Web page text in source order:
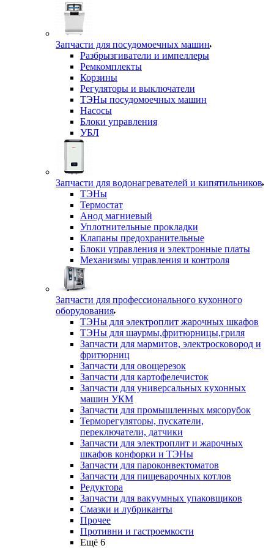
Запчасти для посудомоечных машин
Разбрызгиватели и импеллеры
Ремкомплекты
Корзины
Регуляторы и выключатели
ТЭНы посудомоечных машин
Насосы
Блоки управления
УБЛ
Запчасти для водонагревателей и кипятильников
ТЭНы
Термостат
Анод магниевый
Уплотнительные прокладки
Клапаны предохранительные
Блоки управления и электронные платы
Механизмы управления и контроля
Запчасти для профессионального кухонного
оборудования
ТЭНы для электроплит жарочных шкафов
ТЭНы для шаурмы,фритюрницы,гриля
Запчасти для мармитов, электросковород и
фритюрниц
Запчасти для овощерезок
Запчасти для картофелечисток
Запчасти для универсальных кухонных
машин УКМ
Запчасти для промышленных мясорубок
Терморегуляторы, пускатели,
переключатели, датчики
Запчасти для электроплит и жарочных
шкафов конфорки и ТЭНы
Запчасти для пароконвектоматов
Запчасти для пищеварочных котлов
Редуктора
Запчасти для вакуумных упаковщиков
Смазки и лубриканты
Прочее
Противни и гастроемкости
Ещё 6